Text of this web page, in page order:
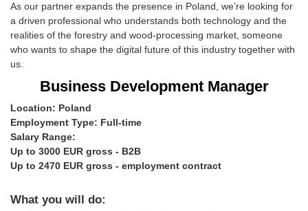
As our partner expands the presence in Poland, we’re looking for
a driven professional who understands both technology and the
realities of the forestry and wood‑processing market, someone
who wants to shape the digital future of this industry together with
us.
Business Development Manager
Location: Poland
Employment Type: Full-time
Salary Range:
Up to 3000 EUR gross - B2B
Up to 2470 EUR gross - employment contract
What you will do: